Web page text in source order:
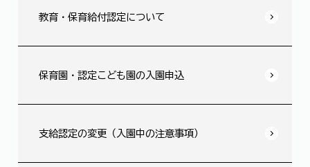
教育・保育給付認定について
保育園・認定こども園の入園申込
支給認定の変更（入園中の注意事項）